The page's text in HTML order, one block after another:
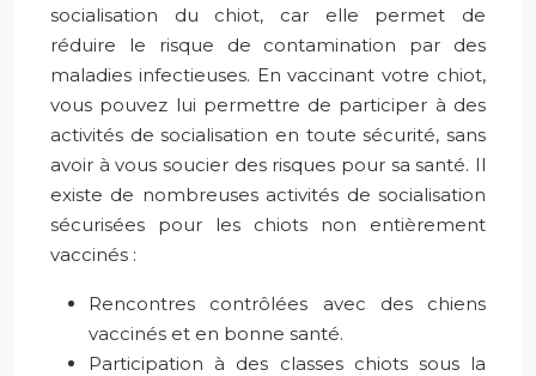
socialisation du chiot, car elle permet de
réduire le risque de contamination par des
maladies infectieuses. En vaccinant votre chiot,
vous pouvez lui permettre de participer à des
activités de socialisation en toute sécurité, sans
avoir à vous soucier des risques pour sa santé. Il
existe de nombreuses activités de socialisation
sécurisées pour les chiots non entièrement
vaccinés :
Rencontres contrôlées avec des chiens
vaccinés et en bonne santé.
Participation à des classes chiots sous la